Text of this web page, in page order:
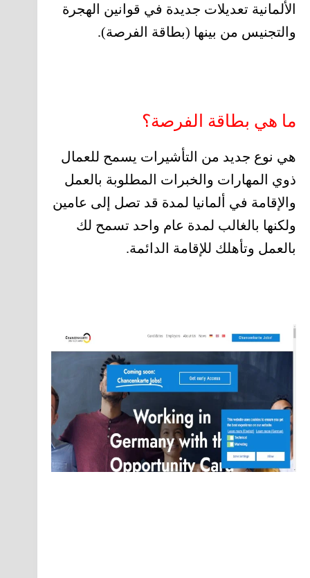
الألمانية تعديلات جديدة في قوانين الهجرة
والتجنيس من بينها (بطاقة الفرصة).
ما هي بطاقة الفرصة؟
هي نوع جديد من التأشيرات يسمح للعمال
ذوي المهارات والخبرات المطلوبة بالعمل
والإقامة في ألمانيا لمدة قد تصل إلى عامين
ولكنها بالغالب لمدة عام واحد تسمح لك
بالعمل وتأهلك للإقامة الدائمة.